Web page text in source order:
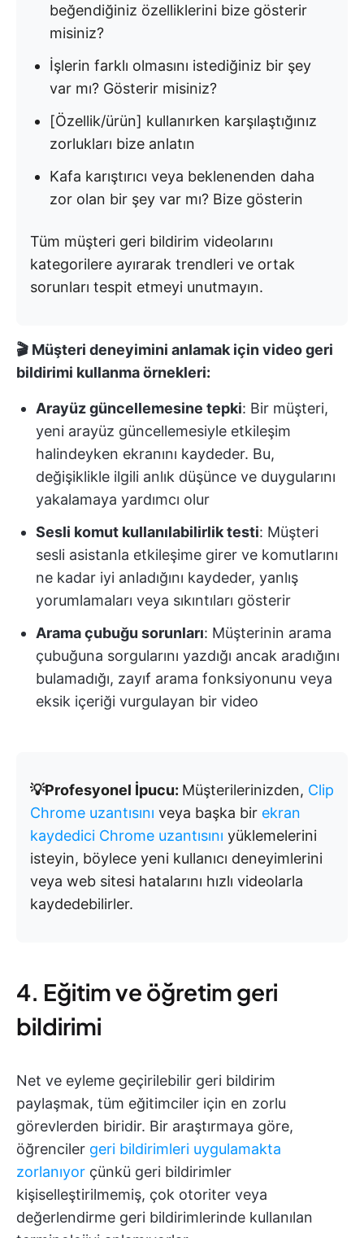
beğendiğiniz özelliklerini bize gösterir
misiniz?
İşlerin farklı olmasını istediğiniz bir şey
var mı? Gösterir misiniz?
[Özellik/ürün] kullanırken karşılaştığınız
zorlukları bize anlatın
Kafa karıştırıcı veya beklenenden daha
zor olan bir şey var mı? Bize gösterin
Tüm müşteri geri bildirim videolarını
kategorilere ayırarak trendleri ve ortak
sorunları tespit etmeyi unutmayın.
🎬 Müşteri deneyimini anlamak için video geri
bildirimi kullanma örnekleri:
Arayüz güncellemesine tepki: Bir müşteri,
yeni arayüz güncellemesiyle etkileşim
halindeyken ekranını kaydeder. Bu,
değişiklikle ilgili anlık düşünce ve duygularını
yakalamaya yardımcı olur
Sesli komut kullanılabilirlik testi: Müşteri
sesli asistanla etkileşime girer ve komutlarını
ne kadar iyi anladığını kaydeder, yanlış
yorumlamaları veya sıkıntıları gösterir
Arama çubuğu sorunları: Müşterinin arama
çubuğuna sorgularını yazdığı ancak aradığını
bulamadığı, zayıf arama fonksiyonunu veya
eksik içeriği vurgulayan bir video
💡Profesyonel İpucu: Müşterilerinizden, Clip
Chrome uzantısını veya başka bir ekran
kaydedici Chrome uzantısını yüklemelerini
isteyin, böylece yeni kullanıcı deneyimlerini
veya web sitesi hatalarını hızlı videolarla
kaydedebilirler.
4. Eğitim ve öğretim geri
bildirimi
Net ve eyleme geçirilebilir geri bildirim
paylaşmak, tüm eğitimciler için en zorlu
görevlerden biridir. Bir araştırmaya göre,
öğrenciler geri bildirimleri uygulamakta
zorlanıyor çünkü geri bildirimler
kişiselleştirilmemiş, çok otoriter veya
değerlendirme geri bildirimlerinde kullanılan